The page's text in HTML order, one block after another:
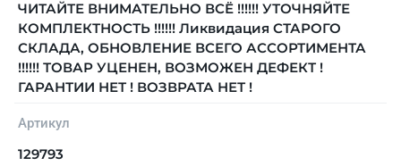
ЧИТАЙТЕ ВНИМАТЕЛЬНО ВСЁ !!!!!! УТОЧНЯЙТЕ
КОМПЛЕКТНОСТЬ !!!!!! Ликвидация СТАРОГО
СКЛАДА, ОБНОВЛЕНИЕ ВСЕГО АССОРТИМЕНТА
!!!!!! ТОВАР УЦЕНЕН, ВОЗМОЖЕН ДЕФЕКТ !
ГАРАНТИИ НЕТ ! ВОЗВРАТА НЕТ !
Артикул
129793